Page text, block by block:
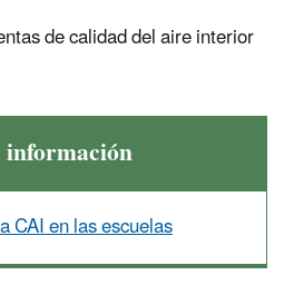
de calidad del aire interior
CAI en las escuelas